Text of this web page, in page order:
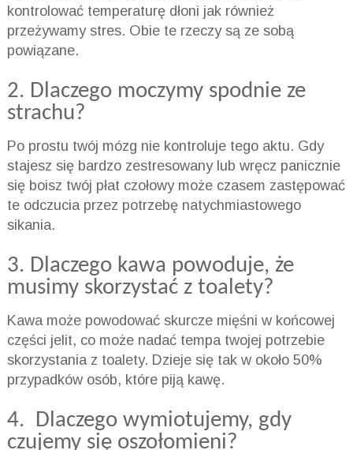
kontrolować temperaturę dłoni jak również
przeżywamy stres. Obie te rzeczy są ze sobą
powiązane.
2. Dlaczego moczymy spodnie ze
strachu?
Po prostu twój mózg nie kontroluje tego aktu. Gdy
stajesz się bardzo zestresowany lub wręcz panicznie
się boisz twój płat czołowy może czasem zastępować
te odczucia przez potrzebę natychmiastowego
sikania.
3. Dlaczego kawa powoduje, że
musimy skorzystać z toalety?
Kawa może powodować skurcze mięśni w końcowej
części jelit, co może nadać tempa twojej potrzebie
skorzystania z toalety. Dzieje się tak w około 50%
przypadków osób, które piją kawę.
4. Dlaczego wymiotujemy, gdy
czujemy się oszołomieni?